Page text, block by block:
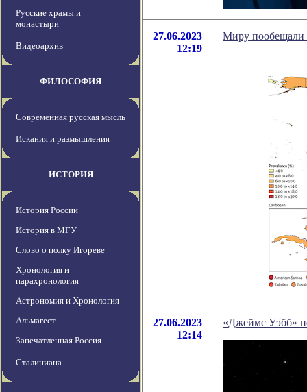
Русские храмы и
монастыри
Видеоархив
ФИЛОСОФИЯ
Современная русская мысль
Искания и размышления
ИСТОРИЯ
История России
История в МГУ
Слово о полку Игореве
Хронология и
парахронология
Астрономия и Хронология
Альмагест
Запечатленная Россия
Сталиниана
27.06.2023
12:19
Миру пообещали
27.06.2023
12:14
«Джеймс Уэбб»